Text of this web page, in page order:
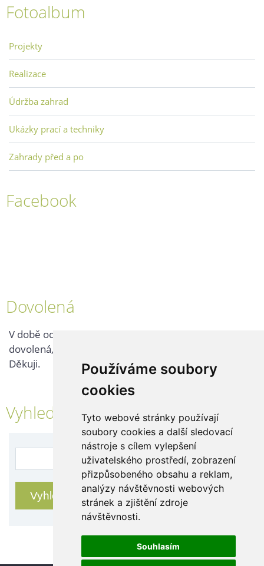
Používáme soubory
cookies
Tyto webové stránky používají
soubory cookies a další sledovací
nástroje s cílem vylepšení
uživatelského prostředí, zobrazení
přizpůsobeného obsahu a reklam,
analýzy návštěvnosti webových
stránek a zjištění zdroje
návštěvnosti.
Souhlasím
Fotoalbum
Projekty
Realizace
Údržba zahrad
Ukázky prací a techniky
Zahrady před a po
Facebook
Dovolená
V době od 25. 7. - 2. 8. 2026 probíhá v naší firmě
dovolená, kontaktujte nás až po jejím ukončení.
Děkuji.
Vyhledávání